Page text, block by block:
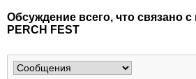
Обсуждение всего, что связано
PERCH FEST